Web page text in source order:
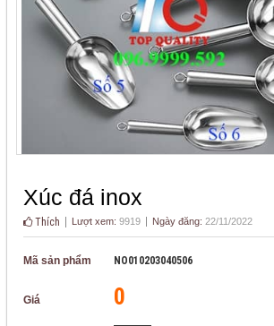
Xúc đá inox
Thích Lượt xem: 9919 Ngày đăng: 22/11/2022
Mã sản phẩm NO010203040506
Giá 0